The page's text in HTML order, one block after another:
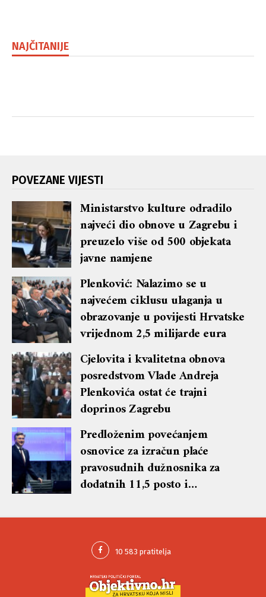
NAJČITANIJE
POVEZANE VIJESTI
Ministarstvo kulture odradilo
najveći dio obnove u Zagrebu i
preuzelo više od 500 objekata
javne namjene
Plenković: Nalazimo se u
najvećem ciklusu ulaganja u
obrazovanje u povijesti Hrvatske
vrijednom 2,5 milijarde eura
Cjelovita i kvalitetna obnova
posredstvom Vlade Andreja
Plenkovića ostat će trajni
doprinos Zagrebu
Predloženim povećanjem
osnovice za izračun plaće
pravosudnih dužnosnika za
dodatnih 11,5 posto i
postignut je pravi omjer između
drugostupanjskih sudaca na